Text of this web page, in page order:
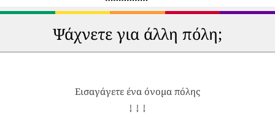
Ψάχνετε για άλλη πόλη;
Εισαγάγετε ένα όνομα πόλης
↓ ↓ ↓